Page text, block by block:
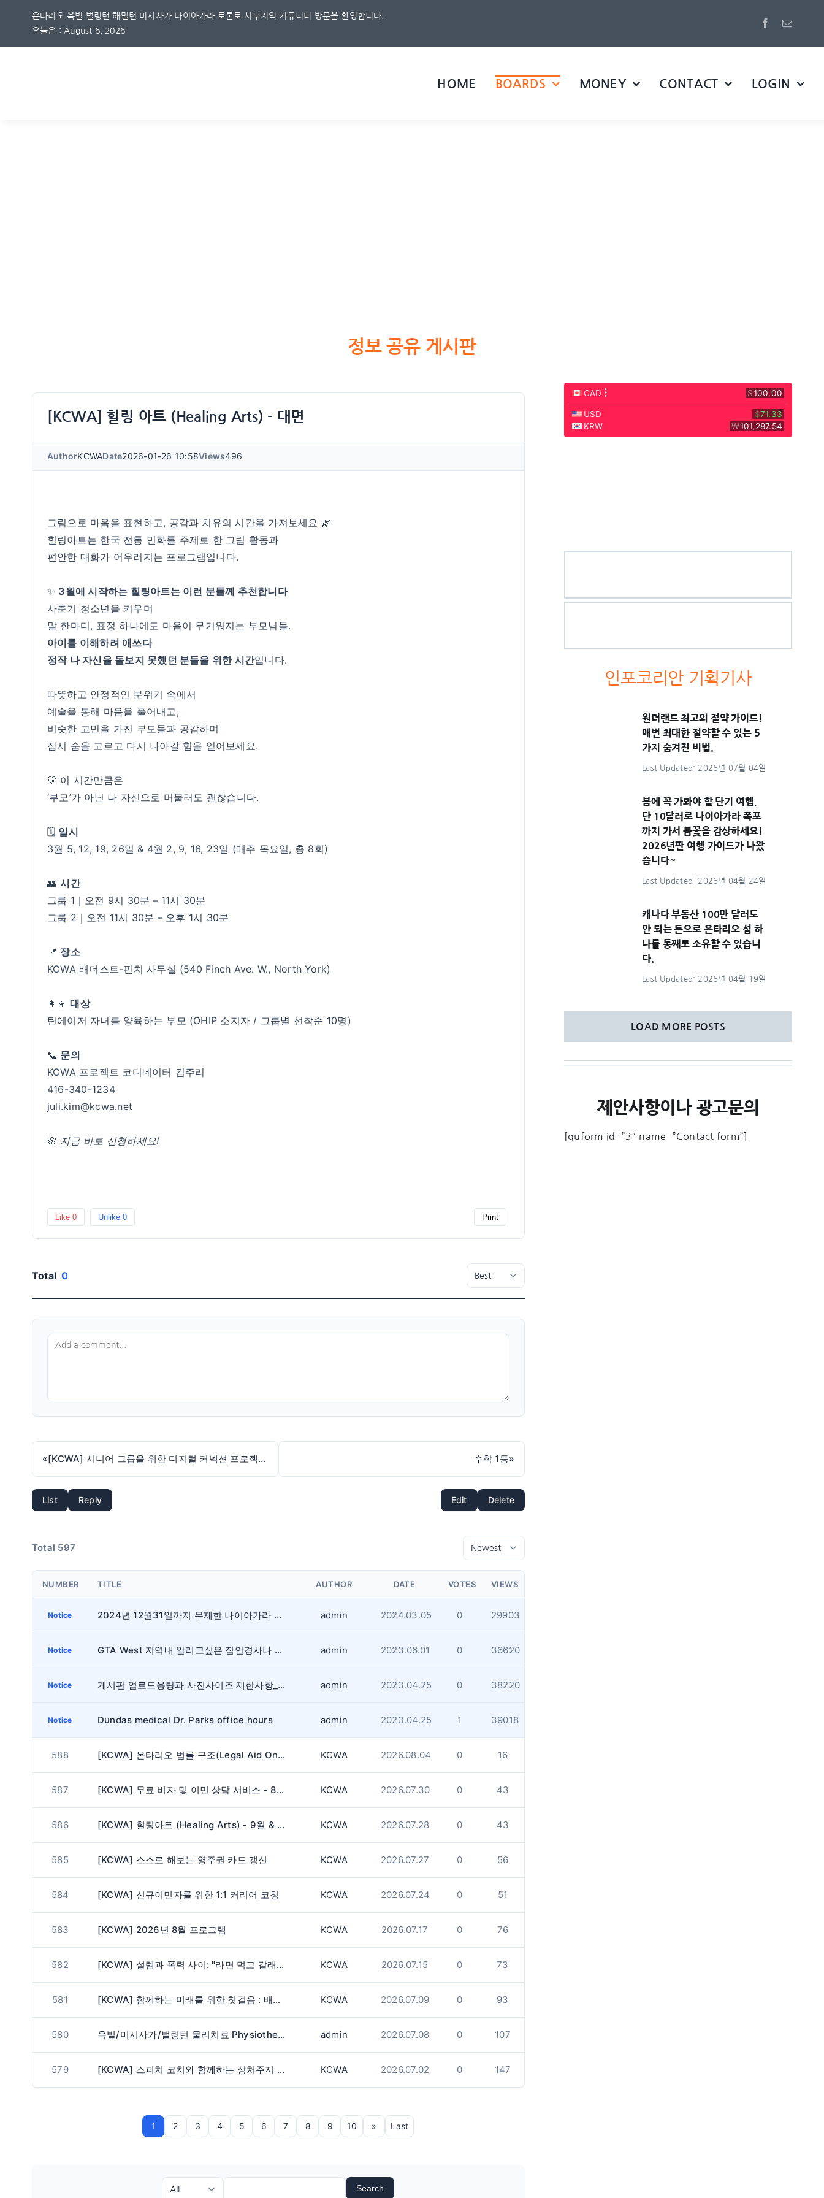
온타리오 옥빌 벌링턴 해밀턴 미시사가 나이아가라 토론토 서부지역 커뮤니티 방문을 환영합니다.
오늘은 : August 6, 2026
HOME BOARDS MONEY CONTACT LOGIN
정보 공유 게시판
[KCWA] 힐링 아트 (Healing Arts) - 대면
AuthorKCWADate2026-01-26 10:58Views496
그림으로 마음을 표현하고, 공감과 치유의 시간을 가져보세요 🌿
힐링아트는 한국 전통 민화를 주제로 한 그림 활동과
편안한 대화가 어우러지는 프로그램입니다.
✨ 3월에 시작하는 힐링아트는 이런 분들께 추천합니다
사춘기 청소년을 키우며
말 한마디, 표정 하나에도 마음이 무거워지는 부모님들.
아이를 이해하려 애쓰다
정작 나 자신을 돌보지 못했던 분들을 위한 시간입니다.
따뜻하고 안정적인 분위기 속에서
예술을 통해 마음을 풀어내고,
비슷한 고민을 가진 부모들과 공감하며
잠시 숨을 고르고 다시 나아갈 힘을 얻어보세요.
💛 이 시간만큼은
‘부모’가 아닌 나 자신으로 머물러도 괜찮습니다.
🗓 일시
3월 5, 12, 19, 26일 & 4월 2, 9, 16, 23일 (매주 목요일, 총 8회)
👥시간
그룹 1｜오전 9시 30분 – 11시 30분
그룹 2｜오전 11시 30분 – 오후 1시 30분
📍 장소
KCWA 배더스트-핀치 사무실 (540 Finch Ave. W., North York)
👩‍👧대상
틴에이저 자녀를 양육하는 부모 (OHIP 소지자 / 그룹별 선착순 10명)
📞 문의
KCWA 프로젝트 코디네이터 김주리
416-340-1234
juli.kim@kcwa.net
🌸 지금 바로 신청하세요!
Like 0 Unlike0 Print
Total 0
« [KCWA] 시니어 그룹을 위한 디지털 커넥션 프로젝트 - 대면 수학 1등»
List Reply Edit Delete
Total 597
NUMBER TITLE AUTHOR DATE VOTES VIEWS
Notice 2024년 12월31일까지 무제한 나이아가라 폭포 파킹 패스 판매안내 admin 2024.03.05 0 29903
Notice GTA West 지역내 알리고싶은 집안경사나 송사 있으면 알려주세요. admin 2023.06.01 0 36620
Notice 게시판 업로드용량과 사진사이즈 제한사항_업데이트 admin 2023.04.25 0 38220
Notice Dundas medical Dr. Parks office hours admin 2023.04.25 1 39018
588 [KCWA] 온타리오 법률 구조(Legal Aid Ontario) 알아보기 KCWA 2026.08.04 0 16
587 [KCWA] 무료 비자 및 이민 상담 서비스 - 8월 13일 (목) KCWA 2026.07.30 0 43
586 [KCWA] 힐링아트 (Healing Arts) - 9월 & 10월 KCWA 2026.07.28 0 43
585 [KCWA] 스스로 해보는 영주권 카드 갱신 KCWA 2026.07.27 0 56
584 [KCWA] 신규이민자를 위한 1:1 커리어 코칭 KCWA 2026.07.24 0 51
583 [KCWA] 2026년 8월 프로그램 KCWA 2026.07.17 0 76
582 [KCWA] 설렘과 폭력 사이: "라면 먹고 갈래?"에서 데이트 폭력까지 KCWA 2026.07.15 0 73
581 [KCWA] 함께하는 미래를 위한 첫걸음 : 배우자 초청이민 KCWA 2026.07.09 0 93
580 옥빌/미시사가/벌링턴 물리치료 Physiotherapy admin 2026.07.08 0 107
579 [KCWA] 스피치 코치와 함께하는 상처주지 않는 부모의 언어 KCWA 2026.07.02 0 147
1 2 3 4 5 6 7 8 9 10 » Last
Search
인포코리안 기획기사
원더랜드 최고의 절약 가이드!
매번 최대한 절약할 수 있는 5
가지 숨겨진 비법.
Last Updated: 2026년 07월 04일
봄에 꼭 가봐야 할 단기 여행,
단 10달러로 나이아가라 폭포
까지 가서 봄꽃을 감상하세요!
2026년판 여행 가이드가 나왔
습니다~
Last Updated: 2026년 04월 24일
캐나다 부동산 100만 달러도
안 되는 돈으로 온타리오 섬 하
나를 통째로 소유할 수 있습니
다.
Last Updated: 2026년 04월 19일
LOAD MORE POSTS
제안사항이나 광고문의
[quform id=”3″ name=”Contact form”]